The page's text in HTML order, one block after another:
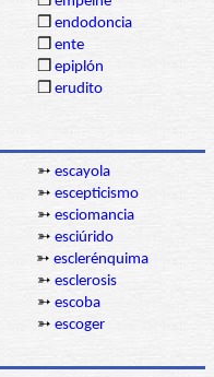
❒ endodoncia
❒ ente
❒ epiplón
❒ erudito
➳ escayola
➳ escepticismo
➳ esciomancia
➳ esciúrido
➳ esclerénquima
➳ esclerosis
➳ escoba
➳ escoger